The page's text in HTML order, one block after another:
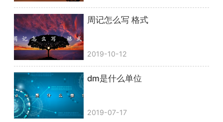
周记怎么写 格式
2019-10-12
dm是什么单位
2019-07-17